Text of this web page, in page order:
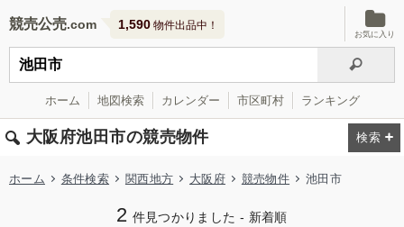
競売公売 1,590 物件出品中！
お気に入り
ホーム 地図検索 カレンダー 市区町村 ランキング
大阪府池田市の競売物件
ホーム 条件検索 関西地方 大阪府 競売物件 池田市
2 件見つかりました - 新着順